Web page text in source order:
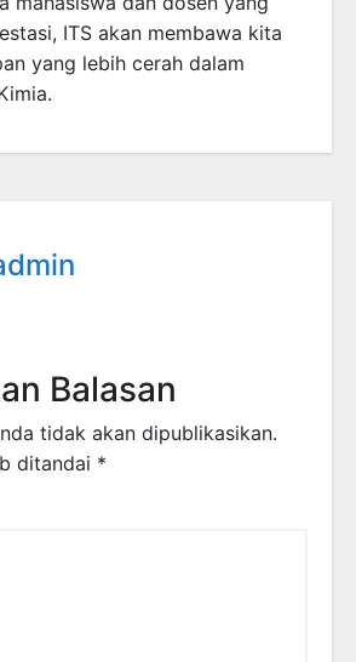
ITS akan membawa kita
yang lebih cerah dalam
Balasan
tidak akan dipublikasikan.
ditandai *